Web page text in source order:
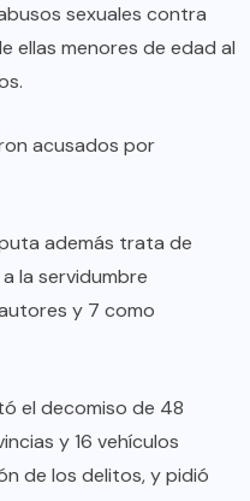
sexuales contra
ellas menores de edad al
acusados por
además trata de
la servidumbre
y 7 como
el decomiso de 48
y 16 vehículos
de los delitos, y pidió